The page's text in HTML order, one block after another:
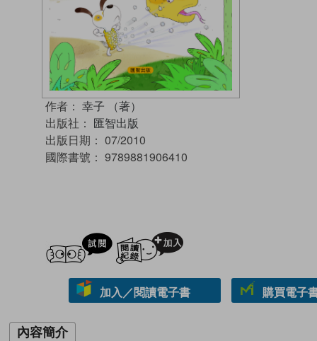
作者： 幸子 （著）
出版社： 匯智出版
出版日期： 07/2010
國際書號： 9789881906410
試閲
加入／閱讀電子書 購買電子
內容簡介